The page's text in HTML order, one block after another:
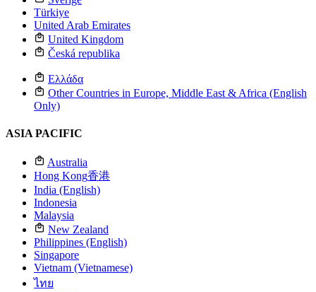
Türkiye
United Arab Emirates
United Kingdom
Česká republika
Ελλάδα
Other Countries in Europe, Middle East & Africa (English
Only)
ASIA PACIFIC
Australia
Hong Kong香港
India (English)
Indonesia
Malaysia
New Zealand
Philippines (English)
Singapore
Vietnam (Vietnamese)
ไทย